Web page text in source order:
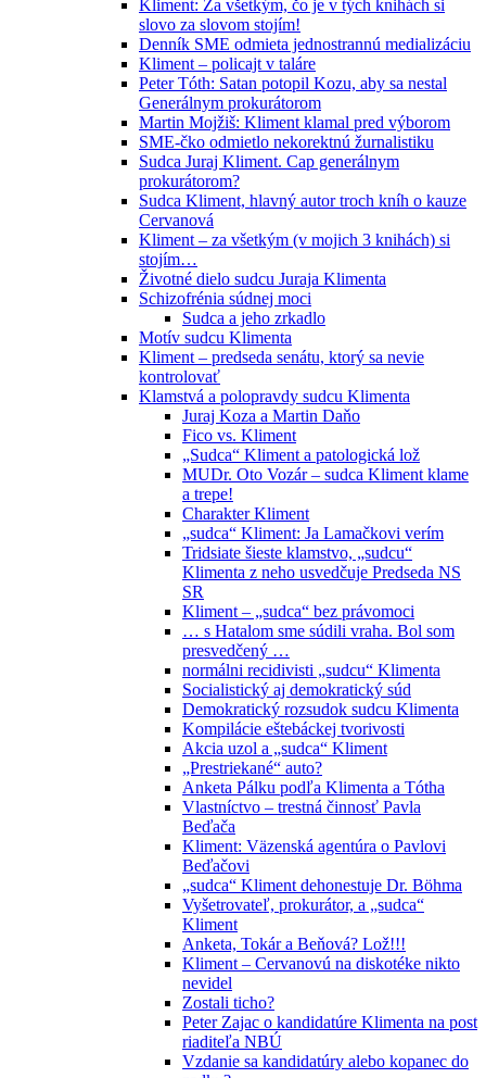
Kliment: Za všetkým, čo je v tých knihách si
slovo za slovom stojím!
Denník SME odmieta jednostrannú medializáciu
Kliment – policajt v taláre
Peter Tóth: Satan potopil Kozu, aby sa nestal
Generálnym prokurátorom
Martin Mojžiš: Kliment klamal pred výborom
SME-čko odmietlo nekorektnú žurnalistiku
Sudca Juraj Kliment. Cap generálnym
prokurátorom?
Sudca Kliment, hlavný autor troch kníh o kauze
Cervanová
Kliment – za všetkým (v mojich 3 knihách) si
stojím…
Životné dielo sudcu Juraja Klimenta
Schizofrénia súdnej moci
Sudca a jeho zrkadlo
Motív sudcu Klimenta
Kliment – predseda senátu, ktorý sa nevie
kontrolovať
Klamstvá a polopravdy sudcu Klimenta
Juraj Koza a Martin Daňo
Fico vs. Kliment
„Sudca“ Kliment a patologická lož
MUDr. Oto Vozár – sudca Kliment klame
a trepe!
Charakter Kliment
„sudca“ Kliment: Ja Lamačkovi verím
Tridsiate šieste klamstvo, „sudcu“
Klimenta z neho usvedčuje Predseda NS
SR
Kliment – „sudca“ bez právomoci
… s Hatalom sme súdili vraha. Bol som
presvedčený …
normálni recidivisti „sudcu“ Klimenta
Socialistický aj demokratický súd
Demokratický rozsudok sudcu Klimenta
Kompilácie eštebáckej tvorivosti
Akcia uzol a „sudca“ Kliment
„Prestriekané“ auto?
Anketa Pálku podľa Klimenta a Tótha
Vlastníctvo – trestná činnosť Pavla
Beďača
Kliment: Väzenská agentúra o Pavlovi
Beďačovi
„sudca“ Kliment dehonestuje Dr. Böhma
Vyšetrovateľ, prokurátor, a „sudca“
Kliment
Anketa, Tokár a Beňová? Lož!!!
Kliment – Cervanovú na diskotéke nikto
nevidel
Zostali ticho?
Peter Zajac o kandidatúre Klimenta na post
riaditeľa NBÚ
Vzdanie sa kandidatúry alebo kopanec do